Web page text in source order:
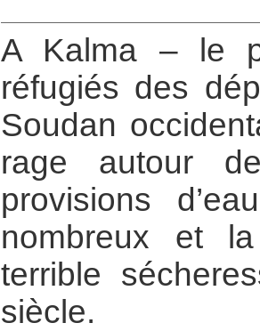
A Kalma – le
réfugiés des
Soudan
rage autour
provisions
nombreux et
terrible
siècle.